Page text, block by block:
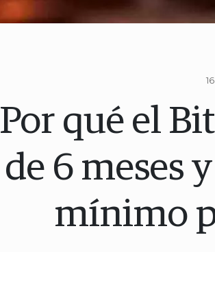
Por qué el
de 6 meses
mínimo